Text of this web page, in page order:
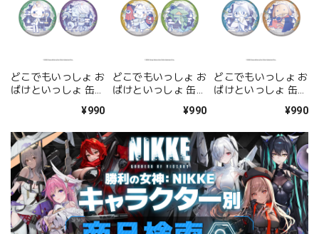
どこでもいっしょ お
ばけといっしょ 缶バ
試しver.&スズキ>¥990
どこでもいっしょ お
ばけといっしょ 缶バ
¥990
どこでもいっしょ お
ばけといっしょ 缶バ
¥990